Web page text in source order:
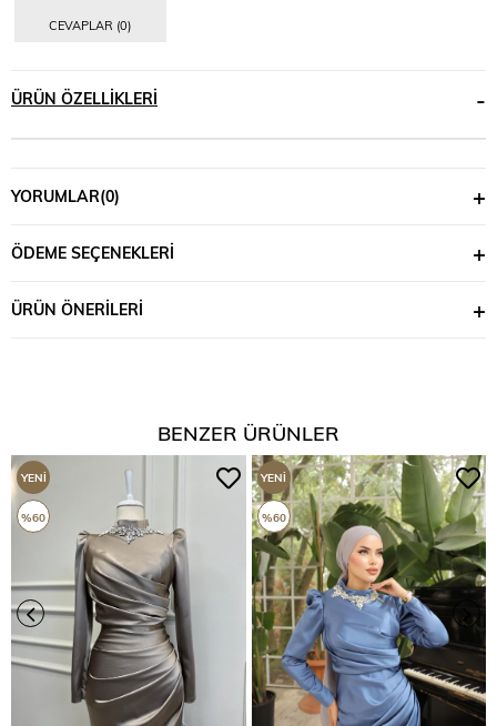
CEVAPLAR (0)
ÜRÜN ÖZELLIKLERI
YORUMLAR(0)
ÖDEME SEÇENEKLERI
ÜRÜN ÖNERILERI
BENZER ÜRÜNLER
YENI
ÜRÜN
%60
YENI
ÜRÜN
%60